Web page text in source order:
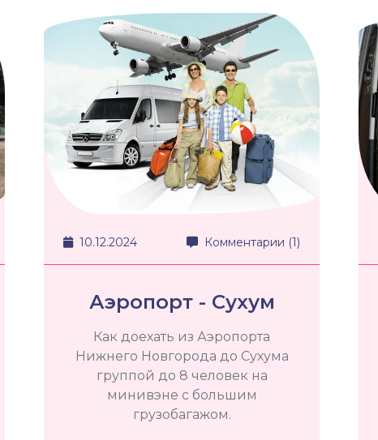
10.12.2024 Комментарии (1)
Аэропорт - Сухум
Как доехать из Аэропорта
Нижнего Новгорода до Сухума
группой до 8 человек на
минивэне с большим
грузобагажом.